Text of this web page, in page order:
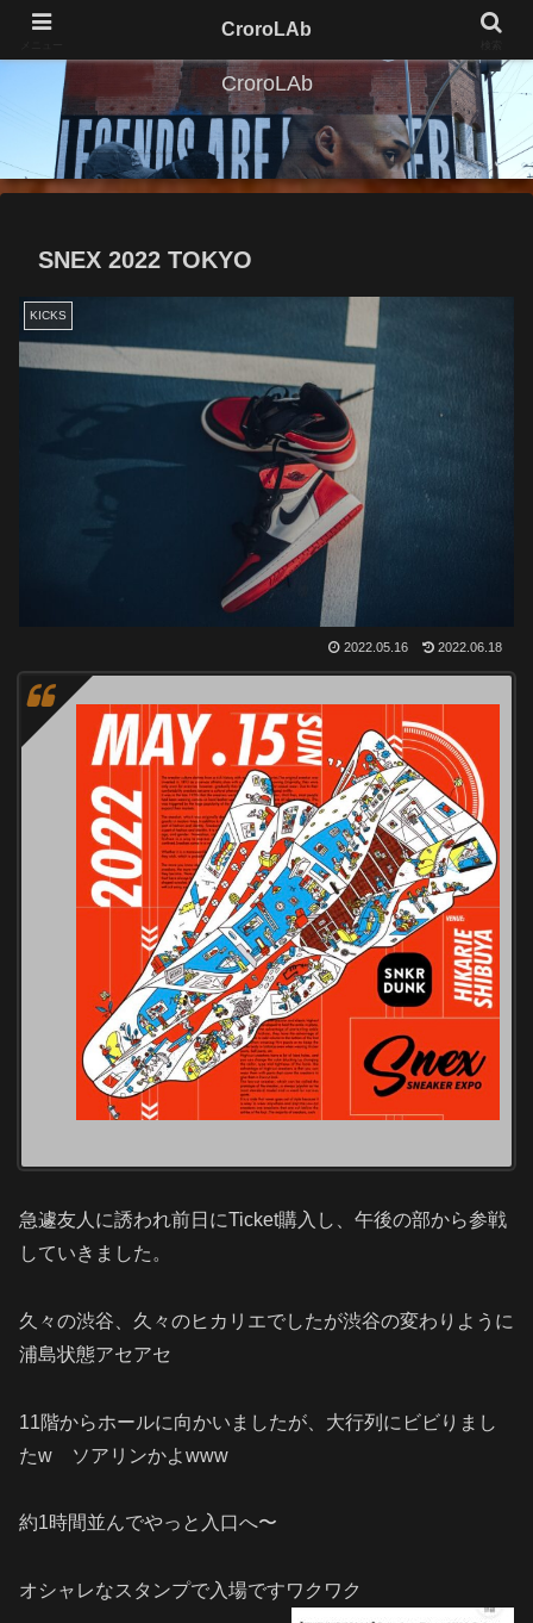
CroroLAb
SNEX 2022 TOKYO
KICKS
2022.05.16 2022.06.18
急遽友人に誘われ前日にTicket購入し、午後の部から参戦
していきました。
久々の渋谷、久々のヒカリエでしたが渋谷の変わりように
浦島状態アセアセ
11階からホールに向かいましたが、大行列にビビりまし
たw ソアリンかよwww
約1時間並んでやっと入口へ〜
オシャレなスタンプで入場ですワクワク
CroroLAb